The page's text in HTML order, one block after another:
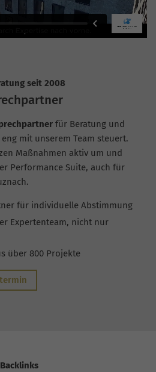
seit 2008
für Beratung und
mit unserem Team steuert.
Maßnahmen aktiv um und
Performance Suite, auch für
für individuelle Abstimmung
Expertenteam, nicht nur
über 800 Projekte